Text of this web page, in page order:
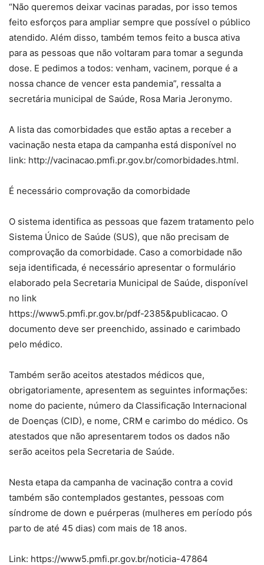
“Não queremos deixar vacinas paradas, por isso temos
feito esforços para ampliar sempre que possível o público
atendido. Além disso, também temos feito a busca ativa
para as pessoas que não voltaram para tomar a segunda
dose. E pedimos a todos: venham, vacinem, porque é a
nossa chance de vencer esta pandemia”, ressalta a
secretária municipal de Saúde, Rosa Maria Jeronymo.
A lista das comorbidades que estão aptas a receber a
vacinação nesta etapa da campanha está disponível no
link: http://vacinacao.pmfi.pr.gov.br/comorbidades.html.
É necessário comprovação da comorbidade
O sistema identifica as pessoas que fazem tratamento pelo
Sistema Único de Saúde (SUS), que não precisam de
comprovação da comorbidade. Caso a comorbidade não
seja identificada, é necessário apresentar o formulário
elaborado pela Secretaria Municipal de Saúde, disponível
no link
https://www5.pmfi.pr.gov.br/pdf-2385&publicacao. O
documento deve ser preenchido, assinado e carimbado
pelo médico.
Também serão aceitos atestados médicos que,
obrigatoriamente, apresentem as seguintes informações:
nome do paciente, número da Classificação Internacional
de Doenças (CID), e nome, CRM e carimbo do médico. Os
atestados que não apresentarem todos os dados não
serão aceitos pela Secretaria de Saúde.
Nesta etapa da campanha de vacinação contra a covid
também são contemplados gestantes, pessoas com
síndrome de down e puérperas (mulheres em período pós
parto de até 45 dias) com mais de 18 anos.
Link: https://www5.pmfi.pr.gov.br/noticia-47864